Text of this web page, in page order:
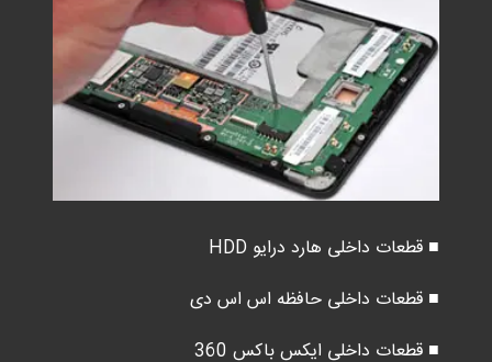
■ قطعات داخلی هارد درایو HDD
■ قطعات داخلی حافظه اس اس دی
■ قطعات داخلی ایکس باکس 360